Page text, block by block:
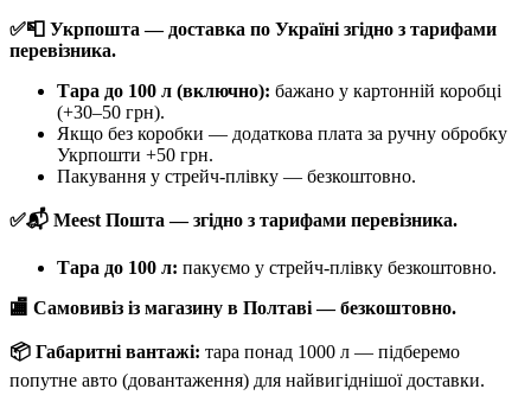
✅📮 Укрпошта — доставка по Україні згідно з тарифами
перевізника.
Тара до 100 л (включно): бажано у картонній коробці
(+30–50 грн).
Якщо без коробки — додаткова плата за ручну обробку
Укрпошти +50 грн.
Пакування у стрейч-плівку — безкоштовно.
✅📬 Meest Пошта — згідно з тарифами перевізника.
Тара до 100 л: пакуємо у стрейч-плівку безкоштовно.
🏬 Самовивіз із магазину в Полтаві — безкоштовно.
📦 Габаритні вантажі: тара понад 1000 л — підберемо
попутне авто (довантаження) для найвигіднішої доставки.